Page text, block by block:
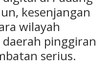
kesenjangan
wilayah
pinggiran
serius.